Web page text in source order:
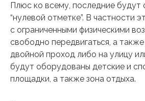
Плюс ко всему, последние будут
“нулевой отметке”. В частности
с ограниченными физическими
свободно передвигаться, а
двойной проход либо на улицу
будут оборудованы детские и
площадки, а также зона отдыха.